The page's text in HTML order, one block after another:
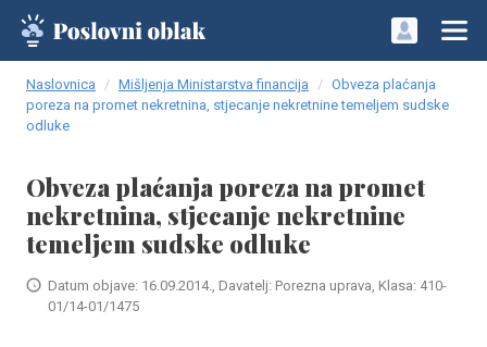
Naslovnica Mišljenja Ministarstva financija
Obveza plaćanja
poreza na promet nekretnina, stjecanje nekretnine temeljem sudske
odluke
Obveza plaćanja poreza na promet
nekretnina, stjecanje nekretnine
temeljem sudske odluke
Datum objave: 16.09.2014., Davatelj: Porezna uprava, Klasa: 410-
01/14-01/1475